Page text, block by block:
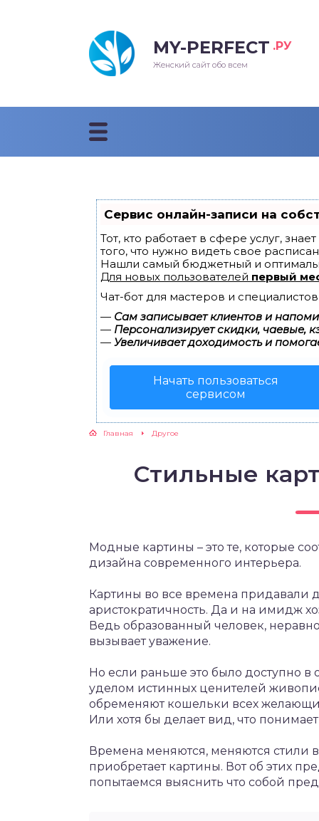
MY-PERFECT .РУ
Женский сайт обо всем
Сервис онлайн-записи на
Тот, кто работает в сфере услуг,
того, что нужно видеть свое
Нашли самый бюджетный и
Для новых пользователей первый
Чат-бот для мастеров и
— Сам записывает клиентов и
— Персонализирует скидки, чаевые,
— Увеличивает доходимость и
Начать пользоваться
сервисом
Главная Другое
Стильные
Модные картины – это те, которые
дизайна современного интерьера.
Картины во все времена придавали
аристократичность. Да и на имидж
Ведь образованный человек,
вызывает уважение.
Но если раньше это было доступно
уделом истинных ценителей
обременяют кошельки всех
Или хотя бы делает вид, что
Времена меняются, меняются стили
приобретает картины. Вот об этих
попытаемся выяснить что собой
прически 2018
стрижки 2018